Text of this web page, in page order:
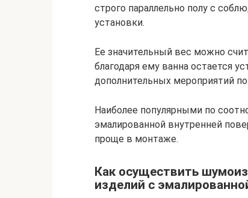
строго параллельно полу с
установки.
Ее значительный вес можно
благодаря ему ванна остается
дополнительных мероприятий
Наиболее популярными по
эмалированной внутренней
проще в монтаже.
Как осуществить
изделий с